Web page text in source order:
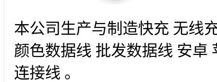
本公司生产与制造快充 无线
颜色数据线 批发数据线 安卓
连接线 。